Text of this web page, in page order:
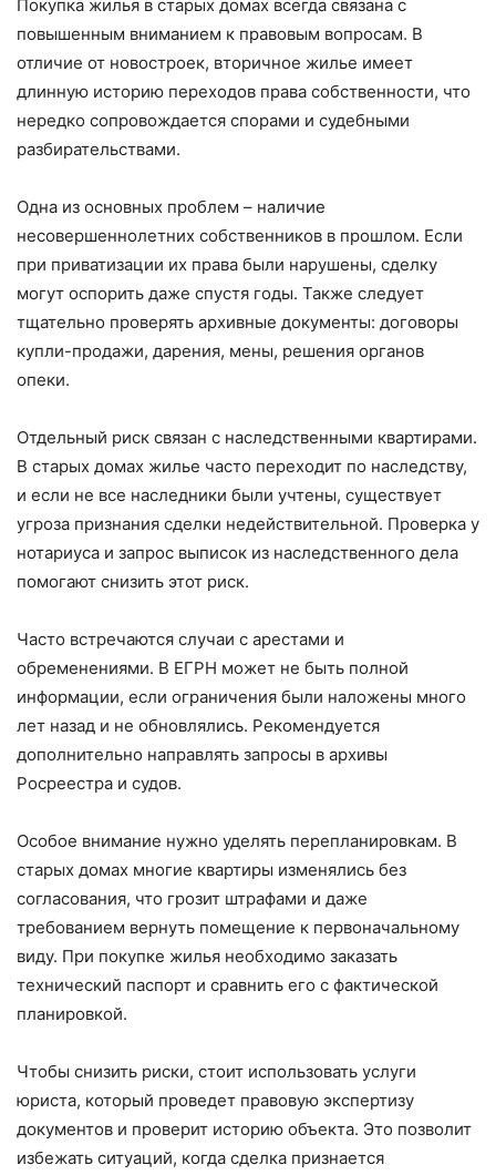
Покупка жилья в старых домах всегда связана с
повышенным вниманием к правовым вопросам. В
отличие от новостроек, вторичное жилье имеет
длинную историю переходов права собственности, что
нередко сопровождается спорами и судебными
разбирательствами.
Одна из основных проблем – наличие
несовершеннолетних собственников в прошлом. Если
при приватизации их права были нарушены, сделку
могут оспорить даже спустя годы. Также следует
тщательно проверять архивные документы: договоры
купли-продажи, дарения, мены, решения органов
опеки.
Отдельный риск связан с наследственными квартирами.
В старых домах жилье часто переходит по наследству,
и если не все наследники были учтены, существует
угроза признания сделки недействительной. Проверка у
нотариуса и запрос выписок из наследственного дела
помогают снизить этот риск.
Часто встречаются случаи с арестами и
обременениями. В ЕГРН может не быть полной
информации, если ограничения были наложены много
лет назад и не обновлялись. Рекомендуется
дополнительно направлять запросы в архивы
Росреестра и судов.
Особое внимание нужно уделять перепланировкам. В
старых домах многие квартиры изменялись без
согласования, что грозит штрафами и даже
требованием вернуть помещение к первоначальному
виду. При покупке жилья необходимо заказать
технический паспорт и сравнить его с фактической
планировкой.
Чтобы снизить риски, стоит использовать услуги
юриста, который проведет правовую экспертизу
документов и проверит историю объекта. Это позволит
избежать ситуаций, когда сделка признается